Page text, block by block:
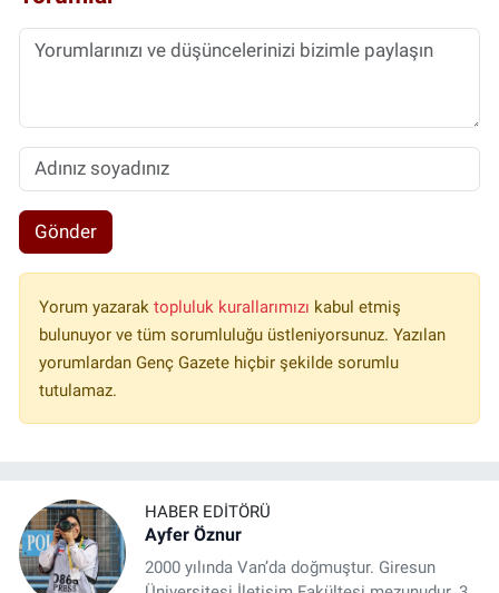
Gönder
Yorum yazarak topluluk kurallarımızı kabul etmiş
bulunuyor ve tüm sorumluluğu üstleniyorsunuz. Yazılan
yorumlardan Genç Gazete hiçbir şekilde sorumlu
tutulamaz.
HABER EDITÖRÜ
Ayfer Öznur
2000 yılında Van’da doğmuştur. Giresun